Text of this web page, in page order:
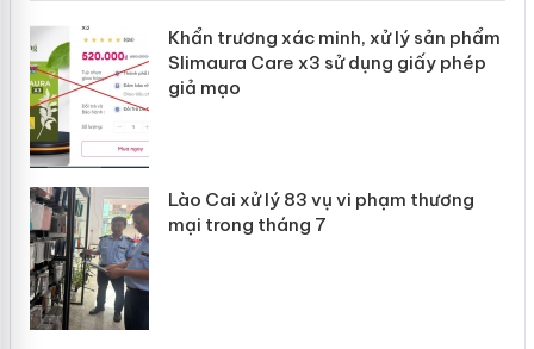
Khẩn trương xác minh, xử lý sản phẩm
Slimaura Care x3 sử dụng giấy phép
giả mạo
Lào Cai xử lý 83 vụ vi phạm thương
mại trong tháng 7